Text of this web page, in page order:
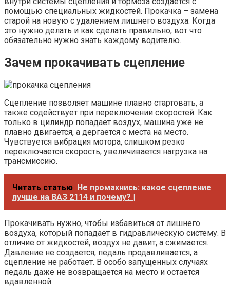
помощью специальных жидкостей. Прокачка – замена
старой на новую с удалением лишнего воздуха. Когда
это нужно делать и как сделать правильно, вот что
обязательно нужно знать каждому водителю.
Зачем прокачивать сцепление
Сцепление позволяет машине плавно стартовать, а
также содействует при переключении скоростей. Как
только в цилиндр попадает воздух, машина уже не
плавно двигается, а дергается с места на место.
Чувствуется вибрация мотора, слишком резко
переключается скорость, увеличивается нагрузка на
трансмиссию.
Читать статью Не промахнись: какое сцепление
лучше на ВАЗ 2114 и почему? |
Прокачивать нужно, чтобы избавиться от лишнего
воздуха, который попадает в гидравлическую систему. В
отличие от жидкостей, воздух не давит, а сжимается.
Давление не создается, педаль продавливается, а
сцепление не работает. В особо запущенных случаях
педаль даже не возвращается на место и остается
вдавленной.